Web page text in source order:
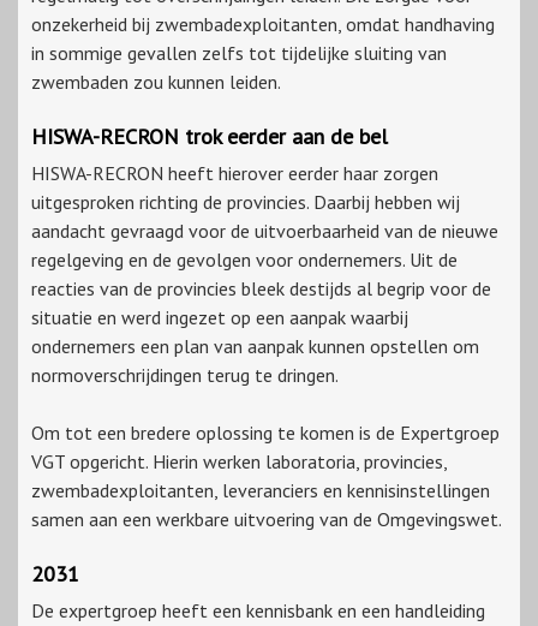
onzekerheid bij zwembadexploitanten, omdat handhaving
in sommige gevallen zelfs tot tijdelijke sluiting van
zwembaden zou kunnen leiden.
HISWA-RECRON trok eerder aan de bel
HISWA-RECRON heeft hierover eerder haar zorgen
uitgesproken richting de provincies. Daarbij hebben wij
aandacht gevraagd voor de uitvoerbaarheid van de nieuwe
regelgeving en de gevolgen voor ondernemers. Uit de
reacties van de provincies bleek destijds al begrip voor de
situatie en werd ingezet op een aanpak waarbij
ondernemers een plan van aanpak kunnen opstellen om
normoverschrijdingen terug te dringen.
Om tot een bredere oplossing te komen is de Expertgroep
VGT opgericht. Hierin werken laboratoria, provincies,
zwembadexploitanten, leveranciers en kennisinstellingen
samen aan een werkbare uitvoering van de Omgevingswet.
2031
De expertgroep heeft een kennisbank en een handleiding